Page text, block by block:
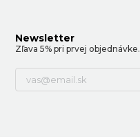
Newsletter
Zľava 5% pri prvej objednávke.